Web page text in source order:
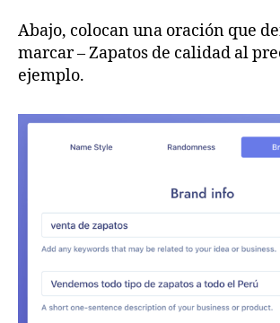
Abajo, colocan una oración que
marcar – Zapatos de calidad al
ejemplo.